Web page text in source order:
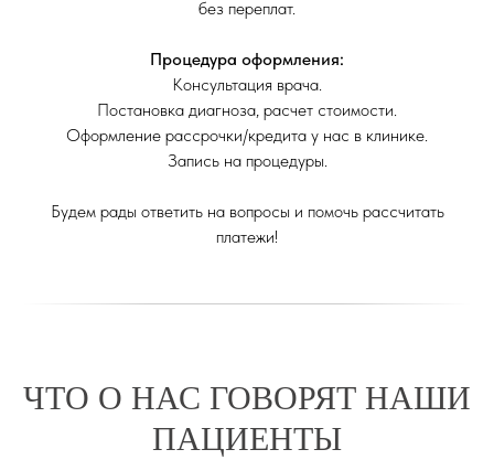
без переплат.
Процедура оформления:
Консультация врача.
Постановка диагноза, расчет стоимости.
Оформление рассрочки/кредита у нас в клинике.
Запись на процедуры.
Будем рады ответить на вопросы и помочь рассчитать
платежи!
ЧТО О НАС ГОВОРЯТ НАШИ
ПАЦИЕНТЫ